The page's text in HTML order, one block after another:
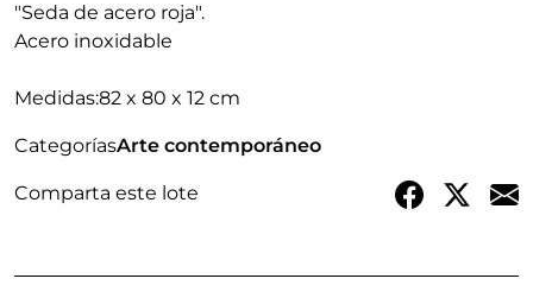
"Seda de acero roja".
Acero inoxidable
Medidas:82 x 80 x 12 cm
CategoríasArte contemporáneo
Comparta este lote